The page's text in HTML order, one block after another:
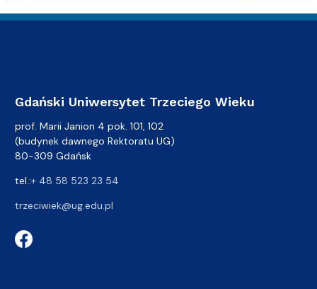
Gdański Uniwersytet Trzeciego Wieku
prof. Marii Janion 4 pok. 101, 102
(budynek dawnego Rektoratu UG)
80-309 Gdańsk
tel.:+ 48 58 523 23 54
trzeciwiek@ug.edu.pl